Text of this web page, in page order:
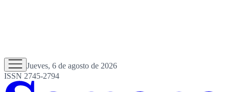
Jueves, 6 de agosto de 2026
ISSN 2745-2794